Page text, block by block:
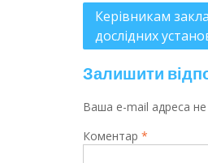
Керівникам
дослідних
Залишити
Ваша e-mail адреса
Коментар *